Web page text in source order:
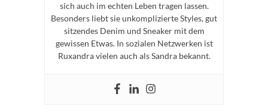
sich auch im echten Leben tragen lassen.
Besonders liebt sie unkomplizierte Styles, gut
sitzendes Denim und Sneaker mit dem
gewissen Etwas. In sozialen Netzwerken ist
Ruxandra vielen auch als Sandra bekannt.